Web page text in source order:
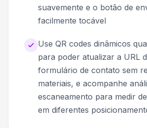
suavemente e o botão de
facilmente tocável
Use QR codes dinâmicos
para poder atualizar a URL
formulário de contato sem
materiais, e acompanhe
escaneamento para medir
em diferentes